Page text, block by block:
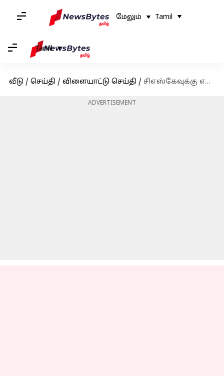
மேலும் Tamil
Tamil
வீடு / செய்தி / விளையாட்டு செய்தி / சிஎஸ்கேவுக்கு எதிரான போட்டியில் ட்ரெண்ட் போல்ட் விளையாடாதது ஏன்? சஞ்சு சாம்சன் விளக்கம்
ADVERTISEMENT